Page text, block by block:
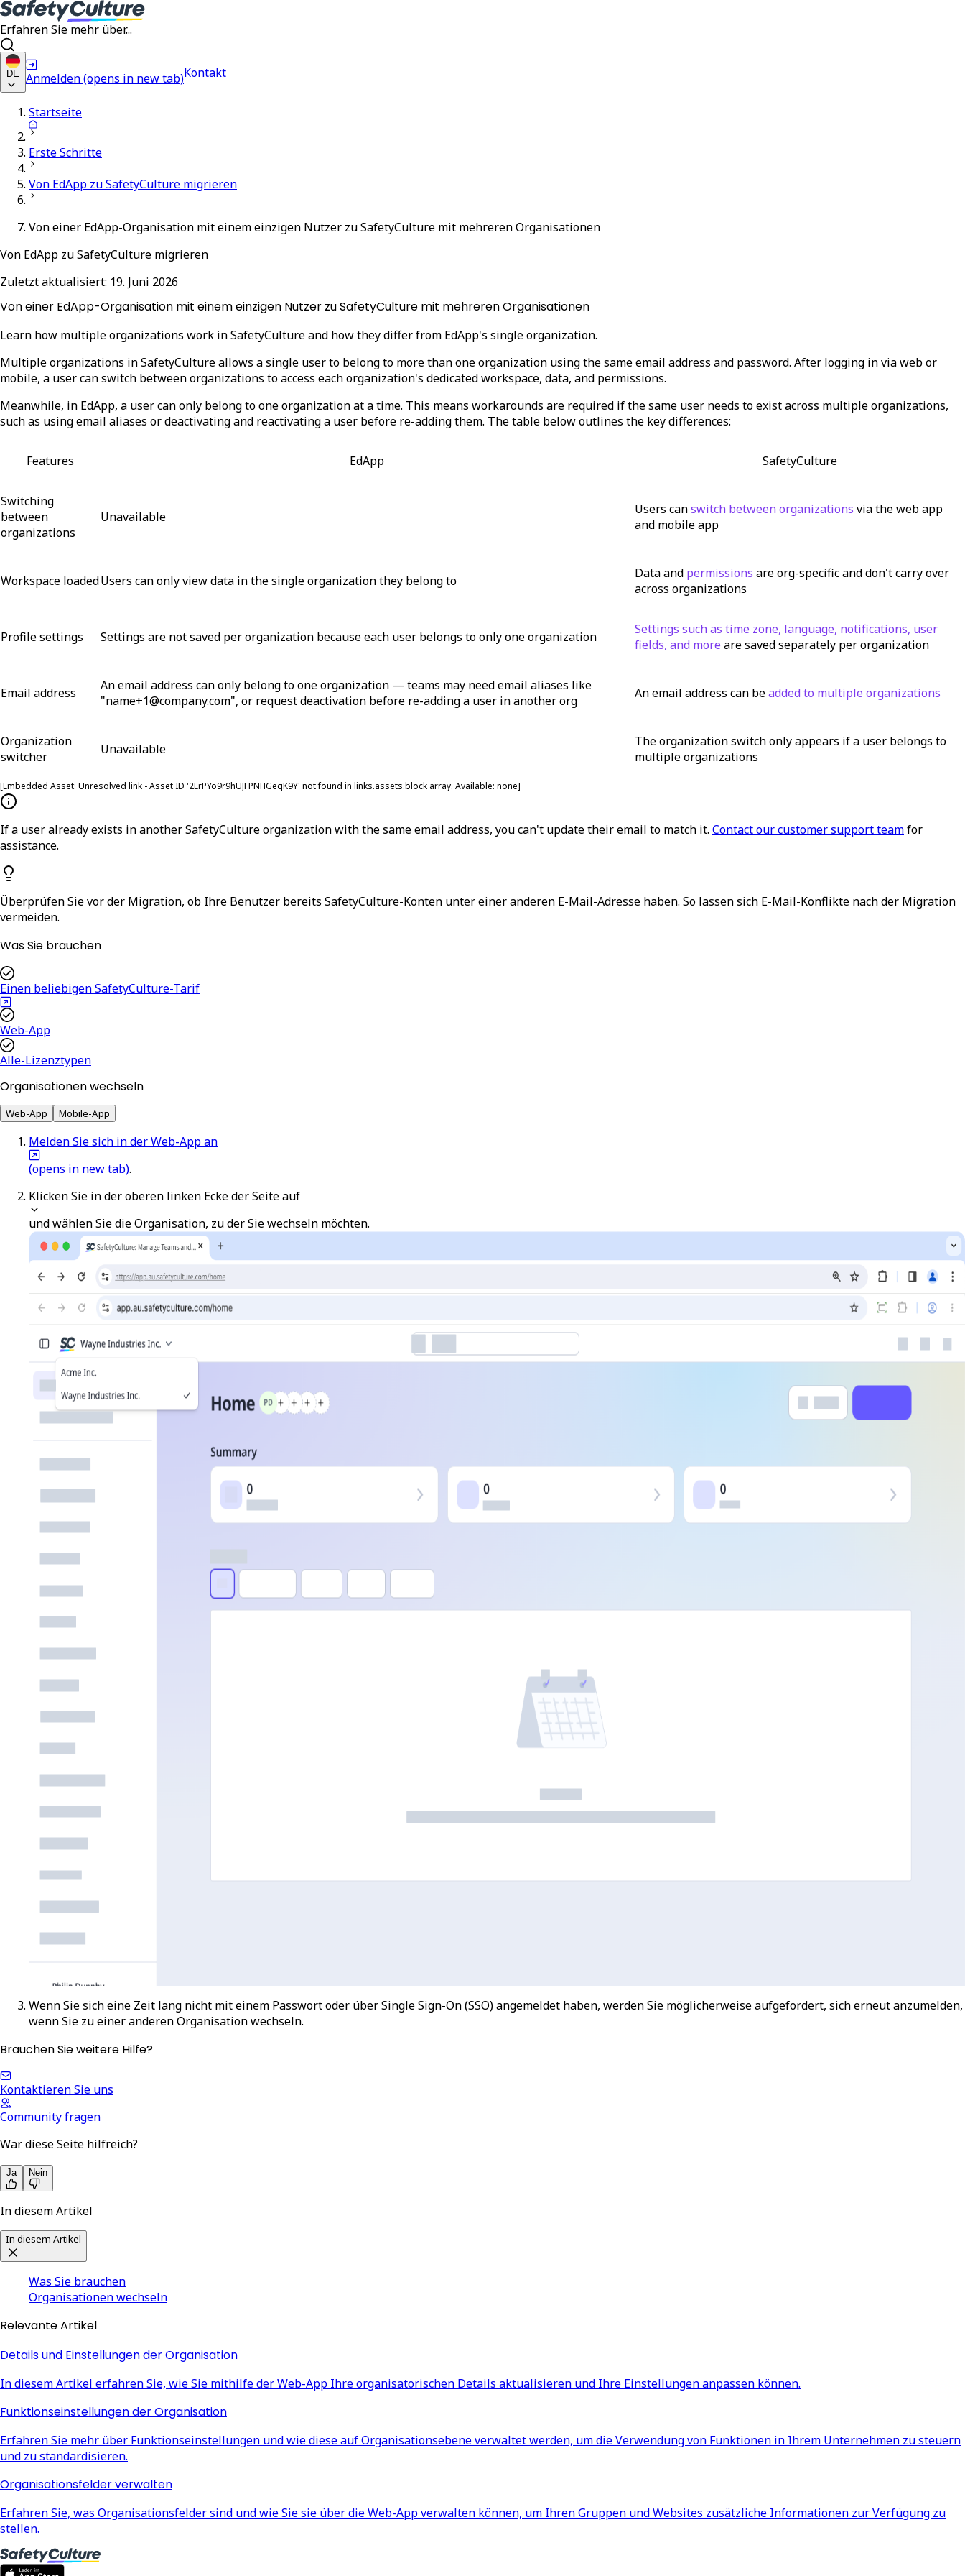
Erfahren Sie mehr über...
DE Anmelden(opens in new tab)Kontakt
Startseite
Erste Schritte
Von EdApp zu SafetyCulture migrieren
Von einer EdApp-Organisation mit einem einzigen Nutzer zu SafetyCulture mit mehreren Organisationen
Von EdApp zu SafetyCulture migrieren
Zuletzt aktualisiert: 19. Juni 2026
Von einer EdApp-Organisation mit einem einzigen Nutzer zu SafetyCulture mit mehreren Organisationen
Learn how multiple organizations work in SafetyCulture and how they differ from EdApp's single organization.
Multiple organizations in SafetyCulture allows a single user to belong to more than one organization using the same email address and password. After logging in via web or
mobile, a user can switch between organizations to access each organization's dedicated workspace, data, and permissions.
Meanwhile, in EdApp, a user can only belong toone organization at a time. This means workarounds are required if the same user needs to exist across multiple organizations,
such as using email aliases or deactivating and reactivating a user before re-adding them. The table below outlines the key differences:
Features EdApp SafetyCulture
Switching
between
organizations
Unavailable Users canswitch between organizations via the web app
and mobile app
Workspace loadedUsers can only view data in the single organization they belong to Data and permissions are org-specific and don't carry over
across organizations
Profile settings Settings are not saved per organization because each user belongs to only one organization
Settings such as time zone, language, notifications, user
fields, and moreare saved separately per organization
Email address
An email address can only belong to one organization — teams may need email aliases like
"name+1@company.com", or request deactivation before re-adding a user in another org An email address can beadded to multiple organizations
Organization
switcher
Unavailable
The organization switch only appears if a user belongs to
multiple organizations
[Embedded Asset: Unresolved link - Asset ID '2ErPYo9r9hUJFPNHGeqK9Y' not found in links.assets.block array. Available: none]
If a user already exists in another SafetyCulture organization with the same email address, you can't update their email to match it. Contact our customer support teamfor
assistance.
Überprüfen Sie vor der Migration, ob Ihre Benutzer bereits SafetyCulture-Konten unter einer anderen E-Mail-Adresse haben. So lassen sich E-Mail-Konflikte nach der Migration
vermeiden.
Was Sie brauchen
Einen beliebigen SafetyCulture-Tarif
Web-App
Alle-Lizenztypen
Organisationen wechseln
Web-App Mobile-App
Melden Sie sich in der Web-App an
(opens in new tab).
Klicken Sie in der oberen linken Ecke der Seite auf
und wählen Sie die Organisation, zu der Sie wechseln möchten.
Wenn Sie sich eine Zeit lang nicht mit einem Passwort oder über Single Sign-On (SSO) angemeldet haben, werden Sie möglicherweise aufgefordert, sich erneut anzumelden,
wenn Sie zu einer anderen Organisation wechseln.
Brauchen Sie weitere Hilfe?
Kontaktieren Sie uns
Community fragen
War diese Seite hilfreich?
Ja Nein
In diesem Artikel
In diesem Artikel
Was Sie brauchen
Organisationen wechseln
Relevante Artikel
Details und Einstellungen der Organisation
In diesem Artikel erfahren Sie, wie Sie mithilfe der Web-App Ihre organisatorischen Details aktualisieren und Ihre Einstellungen anpassen können.
Funktionseinstellungen der Organisation
Erfahren Sie mehr über Funktionseinstellungen und wie diese auf Organisationsebene verwaltet werden, um die Verwendung von Funktionen in Ihrem Unternehmen zu steuern
und zu standardisieren.
Organisationsfelder verwalten
Erfahren Sie, was Organisationsfelder sind und wie Sie sie über die Web-App verwalten können, um Ihren Gruppen und Websites zusätzliche Informationen zur Verfügung zu
stellen.